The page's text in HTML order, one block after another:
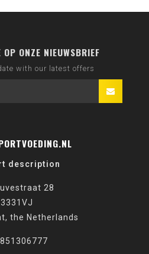
OP ONZE NIEUWSBRIEF
with our latest offers
description
28
3331VJ
the Netherlands